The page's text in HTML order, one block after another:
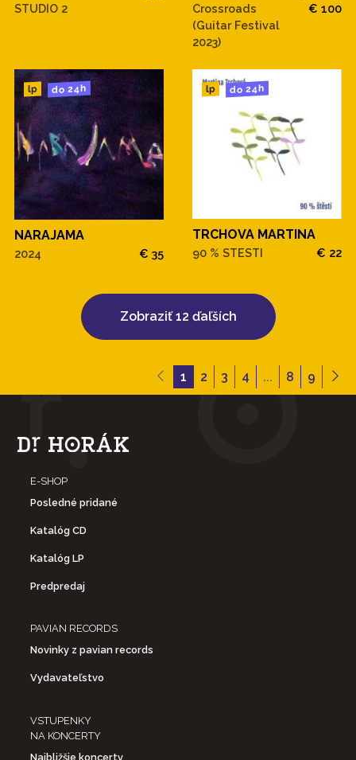
STUDIO 2
Crossroads
(Guitar Festival
2023)
€ 100
lp do 24h
NARAJAMA
2024 € 35
lp do 24h
TRCHOVA MARTINA
90 % STESTI € 22
Zobraziť 12 ďaľších
1 2 3 4 ... 8 9
E-SHOP
Posledné pridané
Katalóg CD
Katalóg LP
Predpredaj
PAVIAN RECORDS
Novinky z pavian records
Vydavateľstvo
VSTUPENKY
NA KONCERTY
Najbližšie koncerty